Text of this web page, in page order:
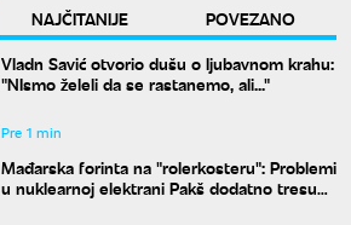
NAJČITANIJE
POVEZANO
Vladn Savić otvorio dušu o ljubavnom krahu:
"NIsmo želeli da se rastanemo, ali..."
Pre 1 min
Mađarska forinta na "rolerkosteru": Problemi
u nuklearnoj elektrani Pakš dodatno tresu